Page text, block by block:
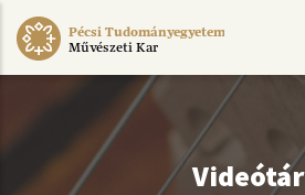
Ugrás
Pécsi Tudományegyetem
Művészeti Kar
Videótár